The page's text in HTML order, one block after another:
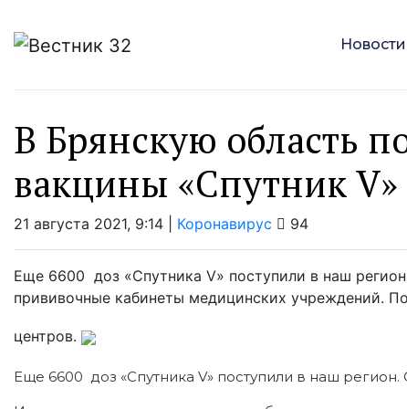
Новости
В Брянскую область
вакцины «Спутник V»
21 августа 2021, 9:14 | Коронавирус 94
Еще 6600 доз «Спутника V» поступили в наш
прививочные кабинеты медицинских учреждений.
центров.
Еще 6600 доз «Спутника V» поступили в наш